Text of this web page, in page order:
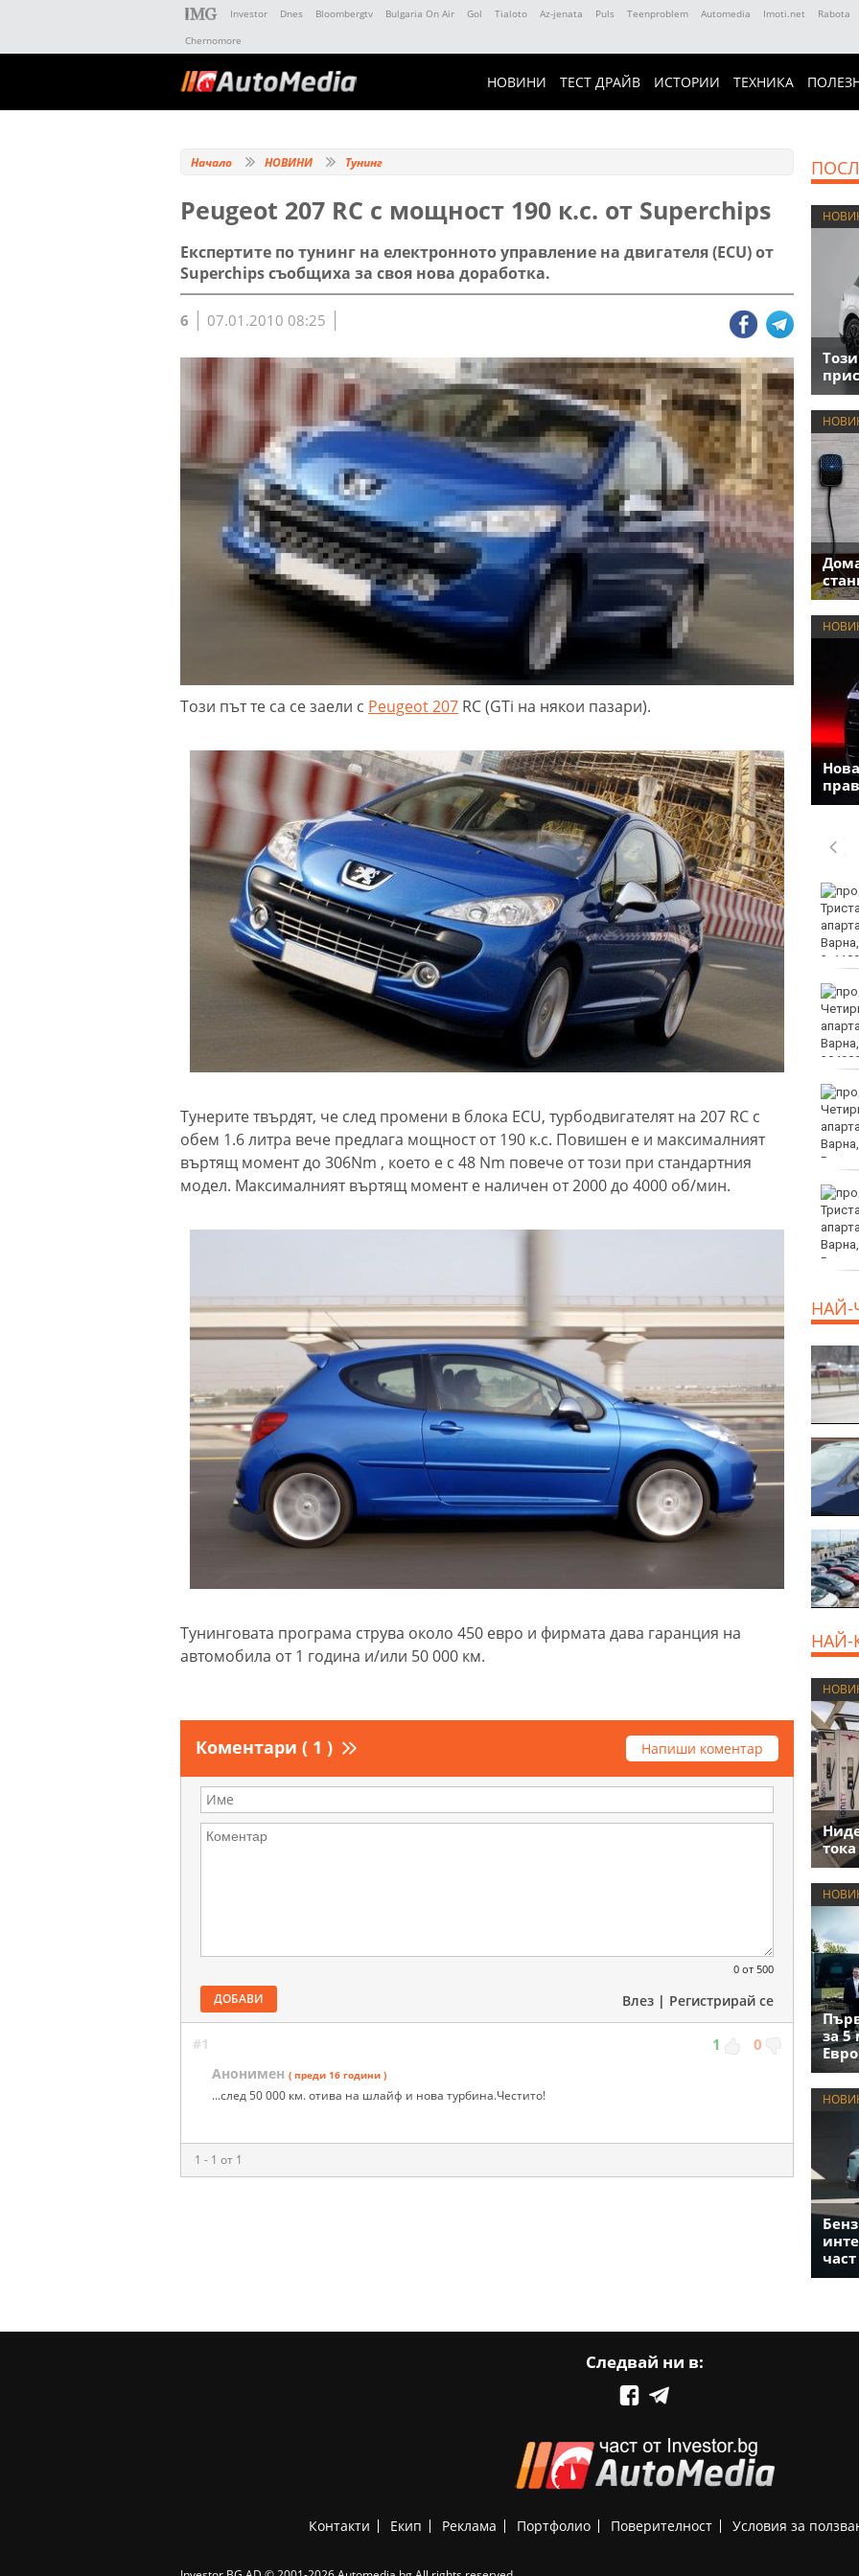
Investor Dnes Bloombergtv Bulgaria On Air Gol Tialoto Az-jenata Puls Teenproblem Automedia Imoti.net Rabota
Chernomore
НОВИНИ ТЕСТ ДРАЙВ ИСТОРИИ ТЕХНИКА
Начало НОВИНИ Тунинг
Peugeot 207 RC с мощност 190 к.с. от Superchips
Експертите по тунинг на електронното управление на двигателя (ECU) от
Superchips съобщиха за своя нова доработка.
6 07.01.2010 08:25
Този път те са се заели с Peugeot 207 RC (GTi на някои пазари).
Тунерите твърдят, че след промени в блока ECU, турбодвигателят на 207 RC с
обем 1.6 литра вече предлага мощност от 190 к.с. Повишен е и максималният
въртящ момент до 306Nm , което е с 48 Nm повече от този при стандартния
модел. Максималният въртящ момент е наличен от 2000 до 4000 об/мин.
Тунинговата програма струва около 450 евро и фирмата дава гаранция на
автомобила от 1 година и/или 50 000 км.
Коментари ( 1 ) Напиши коментар
0 от 500
ДОБАВИ Влез | Регистрирай се
#1 1 0
Анонимен ( преди 16 години )
...след 50 000 км. отива на шлайф и нова турбина.Честито!
1 - 1 от 1
Нови 45 курсанти бяха
посрещнати във
Военноморското
училище във Варна
Няма дълбоки кратери
на мястото, на което се
взриви дрон у нас
шофьори с алкохол или
наркотици
Хаджирусев смени
(Пд)
НАЙ-
НАЙ-
за 5
част
Следвай ни в:
Контакти Екип Реклама Портфолио Поверителност Условия за